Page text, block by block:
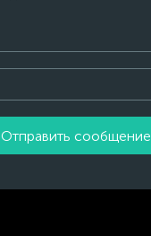
Отправить сообщение